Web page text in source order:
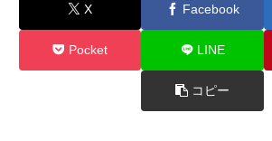
X Facebook
Pocket LINE
コピー